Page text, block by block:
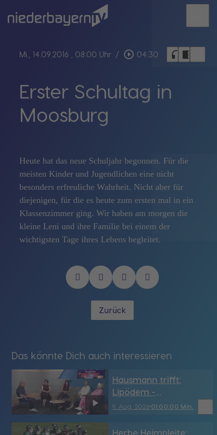
Mi., 14.09.2016 , 08:00 Uhr / play_circle_outline 04:30 headphones chrome_reader_mode
Erster Schultag in
Moosburg
Heute hat das neue Schuljahr begonnen. Für die
meisten Kinder und Jugendlichen eine nicht
besonders erfreuliche Wahrheit. Nicht aber für
diejenigen, für die es heute zum ersten mal in ein
Klassenzimmer ging. Wir haben am morgen die
kleine Leni und ihre Familie bei einem der
wichtigsten Tage ihres Lebens begleitet.
Zurück
Das könnte Dich auch interessieren
9. Aug. 202601:00:00 Min.
Hausmann trifft:
Lipödem -
gefährliches Fett, das
Herbe Heimpleite: